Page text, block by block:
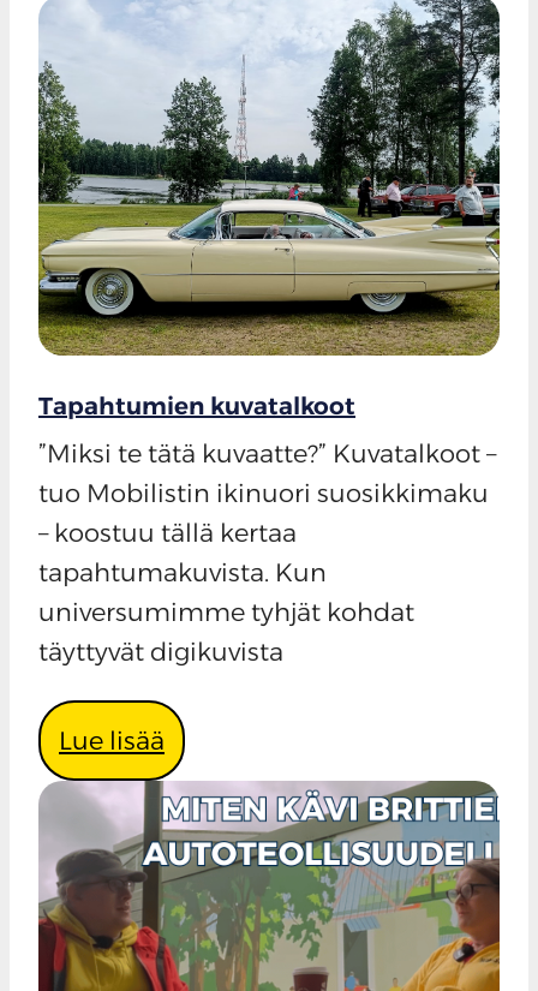
Tapahtumien kuvatalkoot
”Miksi te tätä kuvaatte?” Kuvatalkoot –
tuo Mobilistin ikinuori suosikkimaku
– koostuu tällä kertaa
tapahtumakuvista. Kun
universumimme tyhjät kohdat
täyttyvät digikuvista
Lue lisää